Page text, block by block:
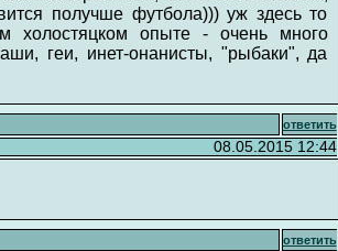
получше футбола))) уж здесь то
холостяцком опыте - очень много
геи, инет-онанисты, "рыбаки", да
ответить
08.05.2015 12:44
ответить